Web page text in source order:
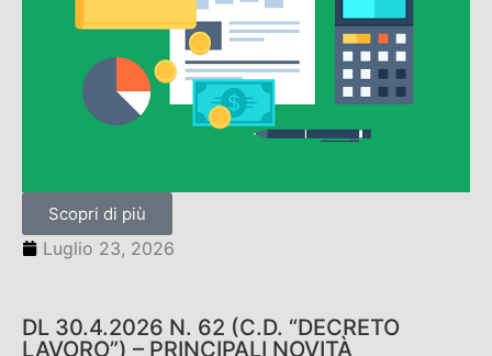
Scopri di più
Luglio 23, 2026
DL 30.4.2026 N. 62 (C.D. “DECRETO
LAVORO”) – PRINCIPALI NOVITÀ